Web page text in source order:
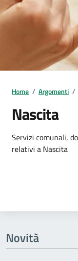
Home / Argomenti /
Nascita
Dettagli
Servizi comunali,
relativi a Nascita
Novità